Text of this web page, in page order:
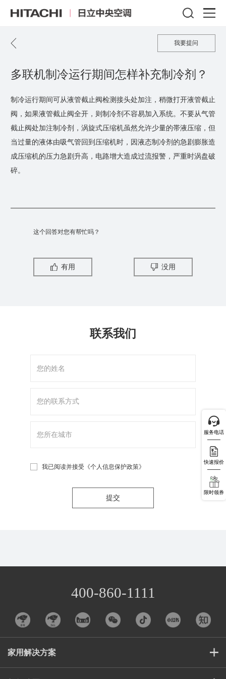
我要提问
多联机制冷运行期间怎样补充制冷剂？
制冷运行期间可从液管截止阀检测接头处加注，稍微打开液管截止
阀，如果液管截止阀全开，则制冷剂不容易加入系统。不要从气管
截止阀处加注制冷剂，涡旋式压缩机虽然允许少量的帯液压缩，但
当过量的液体由吸气管回到压缩机时，因液态制冷剂的急剧膨胀造
成压缩机的压力急剧升高，电路增大造成过流报警，严重时涡盘破
碎。
这个回答对您有帮忙吗？
有用 没用
联系我们
我已阅读并接受 《个人信息保护政策》
提交
400-860-1111
家用解决方案
服务电话
快速报价
限时领券